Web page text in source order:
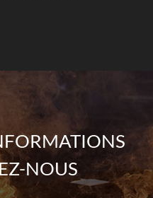
NOUS